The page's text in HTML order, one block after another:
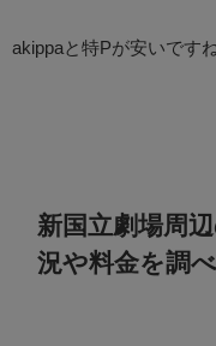
akippaと特Pが安いですね
新国立劇場周
況や料金を調